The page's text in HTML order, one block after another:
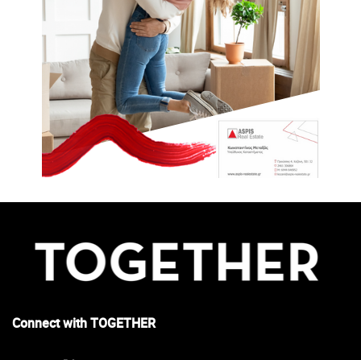
Connect with TOGETHER